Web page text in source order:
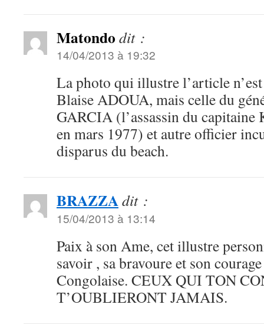
Matondo dit :
14/04/2013 à 19:32
La photo qui illustre l’article
Blaise ADOUA, mais celle du
GARCIA (l’assassin du
en mars 1977) et autre officier
disparus du beach.
BRAZZAdit :
15/04/2013 à 13:14
Paix à son Ame, cet illustre
savoir , sa bravoure et son
Congolaise. CEUX QUI TON
T’OUBLIERONT JAMAIS.